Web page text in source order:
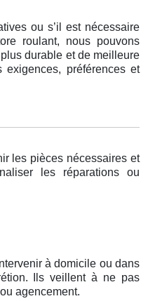
ou s’il est nécessaire
roulant, nous pouvons
durable et de meilleure
préférences et
les pièces nécessaires et
les réparations ou
à domicile ou dans
Ils veillent à ne pas
agencement.